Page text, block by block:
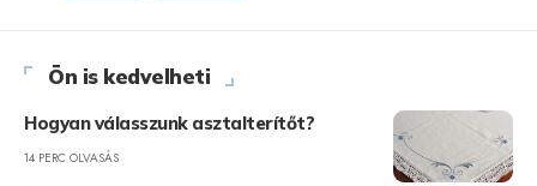
Ön is kedvelheti
Hogyan válasszunk asztalterítőt?
14 PERC OLVASÁS